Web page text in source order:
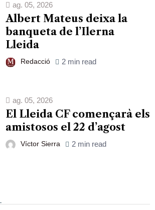
ag. 05, 2026
Albert Mateus deixa la
banqueta de l’Ilerna
Lleida
Redacció 2 min read
ag. 05, 2026
El Lleida CF començarà els
amistosos el 22 d’agost
Víctor Sierra 2 min read